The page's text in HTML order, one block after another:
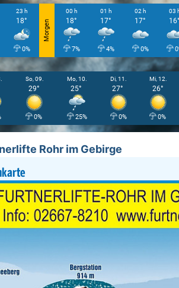
23 h
18°
0%
Morgen
00 h
18°
7%
01 h
17°
4%
02 h
17°
0%
03
16°
So, 09.
29°
0%
Mo, 10.
25°
25%
Di, 11.
27°
0%
Mi, 12.
26°
0%
Rohr im Gebirge